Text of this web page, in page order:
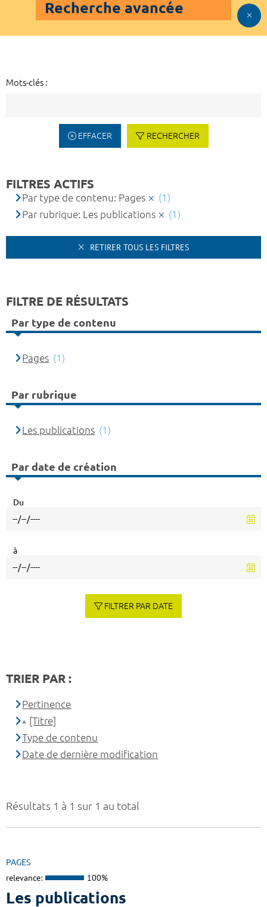
Recherche avancée
Mots-clés :
EFFACER RECHERCHER
Résultats 1 à 1 sur 1 au total
PAGES
relevance: 100%
Les publications
FILTRES ACTIFS
Par type de contenu: Pages
(1)
Par rubrique: Les publications
(1)
RETIRER TOUS LES FILTRES
FILTRE DE RÉSULTATS
Par type de contenu
Pages (1)
Par rubrique
Les publications (1)
Par date de création
Du
à
FILTRER PAR DATE
TRIER PAR :
Pertinence
[Titre]
Type de contenu
Date de dernière modification